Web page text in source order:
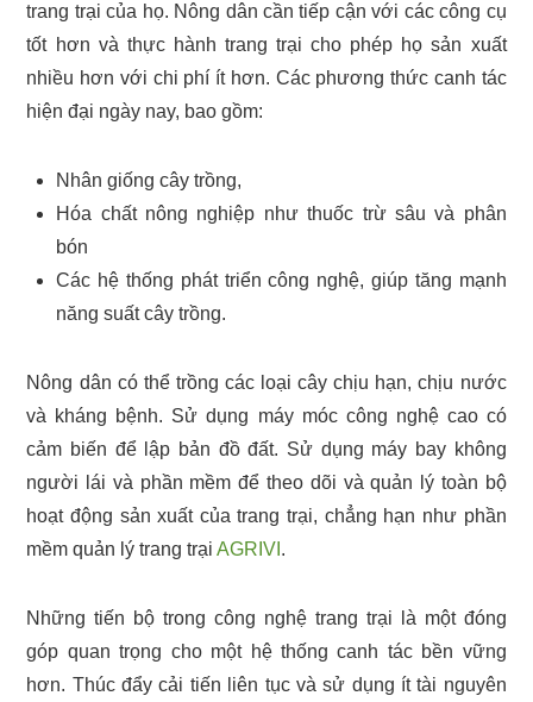
trang trại của họ. Nông dân cần tiếp cận với các công cụ
tốt hơn và thực hành trang trại cho phép họ sản xuất
nhiều hơn với chi phí ít hơn. Các phương thức canh tác
hiện đại ngày nay, bao gồm:
Nhân giống cây trồng,
Hóa chất nông nghiệp như thuốc trừ sâu và phân
bón
Các hệ thống phát triển công nghệ, giúp tăng mạnh
năng suất cây trồng.
Nông dân có thể trồng các loại cây chịu hạn, chịu nước
và kháng bệnh. Sử dụng máy móc công nghệ cao có
cảm biến để lập bản đồ đất. Sử dụng máy bay không
người lái và phần mềm để theo dõi và quản lý toàn bộ
hoạt động sản xuất của trang trại, chẳng hạn như phần
mềm quản lý trang trạiAGRIVI .
Những tiến bộ trong công nghệ trang trại là một đóng
góp quan trọng cho một hệ thống canh tác bền vững
hơn. Thúc đẩy cải tiến liên tục và sử dụng ít tài nguyên